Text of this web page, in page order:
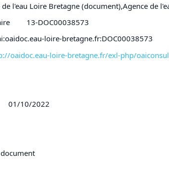
de l'eau Loire Bretagne (document),Agence de
13-DOC00038573
loire-bretagne.fr:DOC00038573
oaidoc.eau-loire-bretagne.fr/exl-php/
01/10/2022